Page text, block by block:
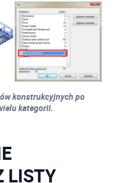
konstrukcyjnych po
kategorii.
LISTY